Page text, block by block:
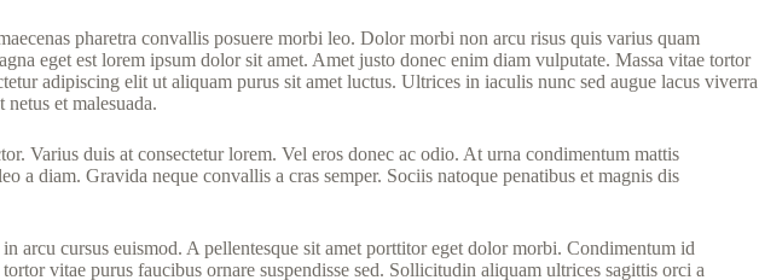
pharetra convallis posuere morbi leo. Dolor morbi non arcu risus quis varius quam
eget est lorem ipsum dolor sit amet. Amet justo donec enim diam vulputate. Massa vitae tortor
adipiscing elit ut aliquam purus sit amet luctus. Ultrices in iaculis nunc sed augue lacus viverra
et malesuada.
Varius duis at consectetur lorem. Vel eros donec ac odio. At urna condimentum mattis
diam. Gravida neque convallis a cras semper. Sociis natoque penatibus et magnis dis
arcu cursus euismod. A pellentesque sit amet porttitor eget dolor morbi. Condimentum id
vitae purus faucibus ornare suspendisse sed. Sollicitudin aliquam ultrices sagittis orci a